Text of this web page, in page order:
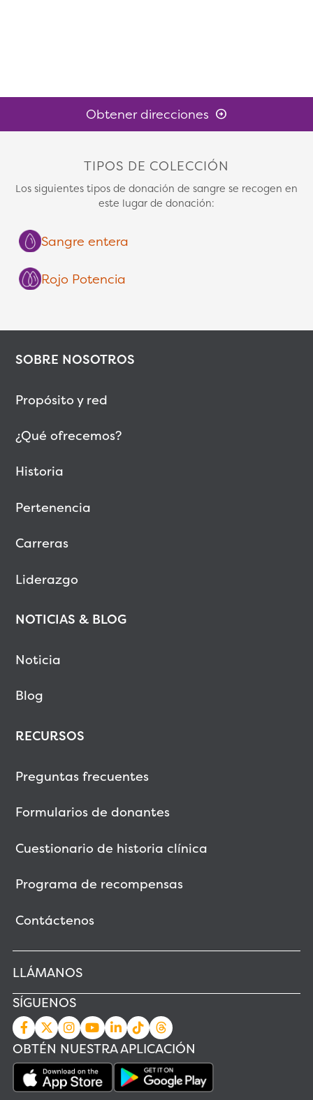
Obtener direcciones
TIPOS DE COLECCIÓN
Los siguientes tipos de donación de sangre se recogen en
este lugar de donación:
Sangre entera
Rojo Potencia
SOBRE NOSOTROS
Propósito y red
¿Qué ofrecemos?
Historia
Pertenencia
Carreras
Liderazgo
NOTICIAS & BLOG
Noticia
Blog
RECURSOS
Preguntas frecuentes
Formularios de donantes
Cuestionario de historia clínica
Programa de recompensas
Contáctenos
LLÁMANOS
SÍGUENOS
OBTÉN NUESTRA APLICACIÓN